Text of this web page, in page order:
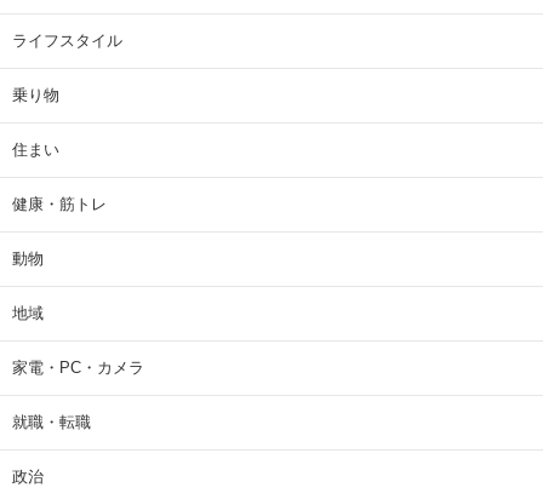
ライフスタイル
乗り物
住まい
健康・筋トレ
動物
地域
家電・PC・カメラ
就職・転職
政治